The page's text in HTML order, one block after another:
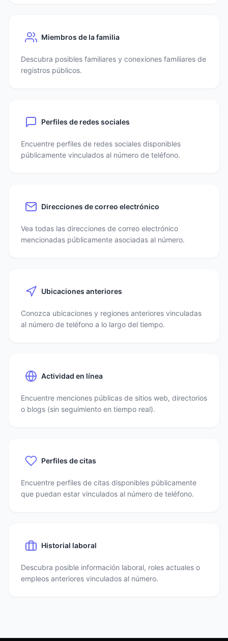
Miembros de la familia
Descubra posibles familiares y conexiones familiares de
registros públicos.
Perfiles de redes sociales
Encuentre perfiles de redes sociales disponibles
públicamente vinculados al número de teléfono.
Direcciones de correo electrónico
Vea todas las direcciones de correo electrónico
mencionadas públicamente asociadas al número.
Ubicaciones anteriores
Conozca ubicaciones y regiones anteriores vinculadas
al número de teléfono a lo largo del tiempo.
Actividad en línea
Encuentre menciones públicas de sitios web, directorios
o blogs (sin seguimiento en tiempo real).
Perfiles de citas
Encuentre perfiles de citas disponibles públicamente
que puedan estar vinculados al número de teléfono.
Historial laboral
Descubra posible información laboral, roles actuales o
empleos anteriores vinculados al número.